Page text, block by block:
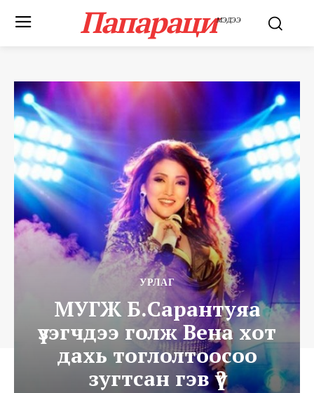
ПапарациМЭДЭЭ
УРЛАГ
МУГЖ Б.Сарантуяа
үзэгчдээ голж Вена хот
дахь тоглолтоосоо
зугтсан гэв үү?